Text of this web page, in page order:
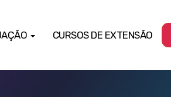
CURSOS DE EXTENSÃO